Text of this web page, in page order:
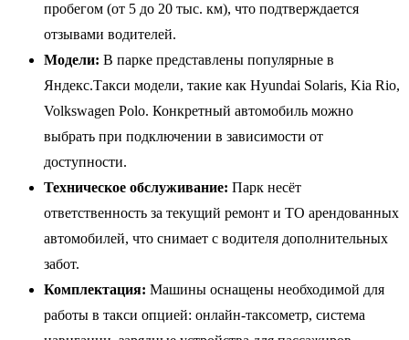
пробегом (от 5 до 20 тыс. км), что подтверждается
отзывами водителей.
Модели: В парке представлены популярные в
Яндекс.Такси модели, такие как Hyundai Solaris, Kia Rio,
Volkswagen Polo. Конкретный автомобиль можно
выбрать при подключении в зависимости от
доступности.
Техническое обслуживание: Парк несёт
ответственность за текущий ремонт и ТО арендованных
автомобилей, что снимает с водителя дополнительных
забот.
Комплектация: Машины оснащены необходимой для
работы в такси опцией: онлайн-таксометр, система